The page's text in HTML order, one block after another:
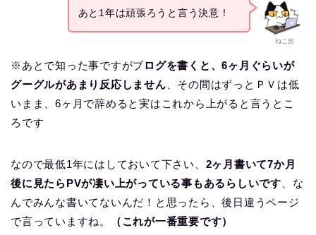
ねこ吉
あと1年は頑張ろうと言う決意！
※あとで知った事ですがブログを書くと、6ヶ月ぐらいが
グーグルがあまり反応しません 、その間はずっとＰＶは低
いまま、6ヶ月で辞めると実はこれから上がると言うとこ
ろです
なので最低1年にはしておいて下さい、 2ヶ月書いて7か月
後に見たらPVが凄い上がっている事もあるらしいです 、な
んでみんな書いてないんだ！と思ったら、後日違うページ
で言っていますね。
（これが一番重要です）